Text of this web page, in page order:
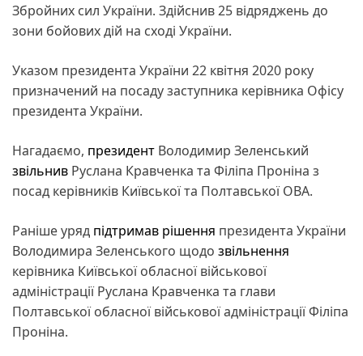
Збройних сил України. Здійснив 25 відряджень до
зони бойових дій на сході України.
Указом президента України 22 квітня 2020 року
призначений на посаду заступника керівника Офісу
президента України.
Нагадаємо, президент Володимир Зеленський
звільнив Руслана Кравченка та Філіпа Проніна з
посад керівників Київської та Полтавської ОВА.
Раніше уряд підтримав рішення президента України
Володимира Зеленського щодо звільнення
керівника Київської обласної військової
адміністрації Руслана Кравченка та глави
Полтавської обласної військової адміністрації Філіпа
Проніна.